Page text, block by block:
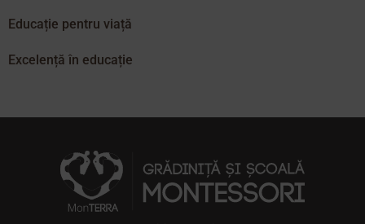
Educație pentru viață
Excelență în educație